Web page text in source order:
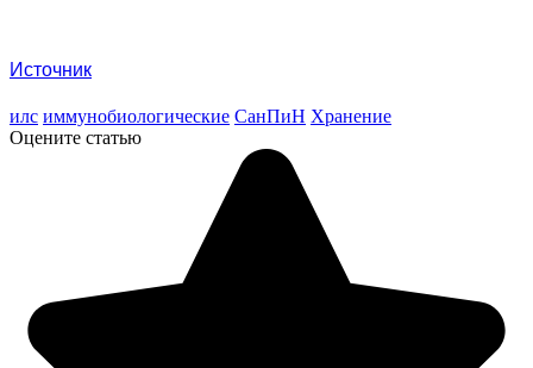
Источник
илс иммунобиологические СанПиН Хранение
Оцените статью